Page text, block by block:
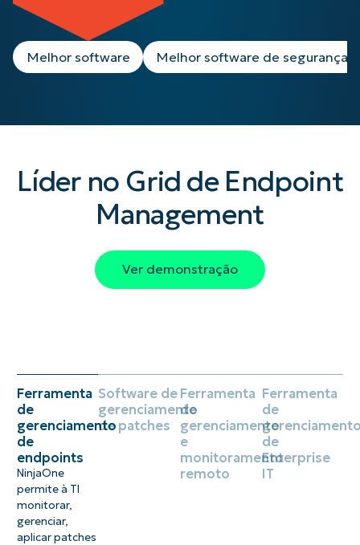
Melhor software Melhor software de segurança
Líder no Grid de Endpoint
Management
Ver demonstração
Ferramenta
de
gerenciamento
de
endpoints
NinjaOne
permite à TI
monitorar,
gerenciar,
aplicar patches
Software de
gerenciamento
de patches
Ferramenta
de
gerenciamento
e
monitoramento
remoto
Ferramenta
de
de
Enterprise
IT